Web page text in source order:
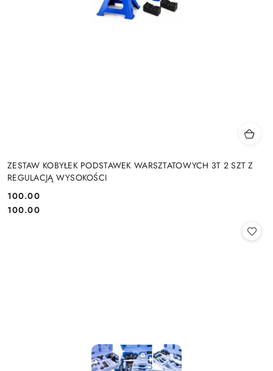
ZESTAW KOBYŁEK PODSTAWEK WARSZTATOWYCH 3T 2 SZT Z
REGULACJĄ WYSOKOŚCI
Cena:
100.00
Cena:
100.00